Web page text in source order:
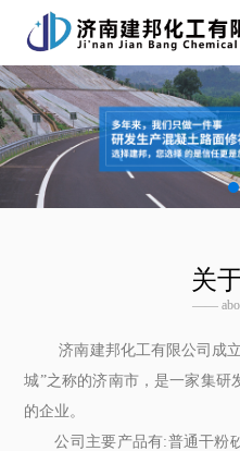
关
——
济南建邦化工有限公司成
城”之称的济南市，是一家集研
的企业。
公司主要产品有:普通干粉